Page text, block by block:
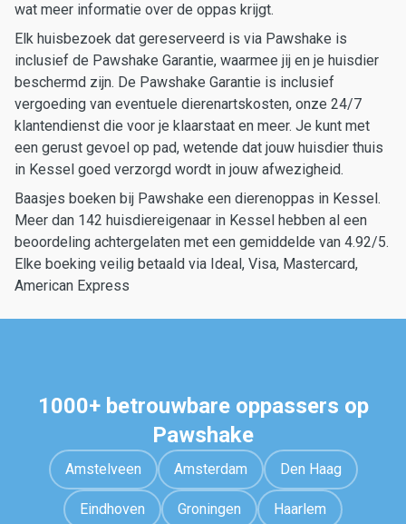
wat meer informatie over de oppas krijgt.
Elk huisbezoek dat gereserveerd is via Pawshake is
inclusief de Pawshake Garantie, waarmee jij en je huisdier
beschermd zijn. De Pawshake Garantie is inclusief
vergoeding van eventuele dierenartskosten, onze 24/7
klantendienst die voor je klaarstaat en meer. Je kunt met
een gerust gevoel op pad, wetende dat jouw huisdier thuis
in Kessel goed verzorgd wordt in jouw afwezigheid.
Baasjes boeken bij Pawshake een dierenoppas in Kessel.
Meer dan 142 huisdiereigenaar in Kessel hebben al een
beoordeling achtergelaten met een gemiddelde van 4.92/5.
Elke boeking veilig betaald via Ideal, Visa, Mastercard,
American Express
1000+ betrouwbare oppassers op
Pawshake
Amstelveen Amsterdam Den Haag
Eindhoven Groningen Haarlem